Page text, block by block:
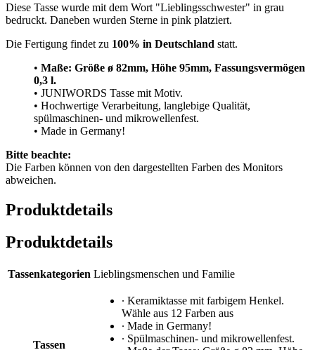
Diese Tasse wurde mit dem Wort "Lieblingsschwester" in grau
bedruckt. Daneben wurden Sterne in pink platziert.
Die Fertigung findet zu 100% in Deutschland statt.
• Maße: Größe ø 82mm, Höhe 95mm, Fassungsvermögen
0,3 l.
• JUNIWORDS Tasse mit Motiv.
• Hochwertige Verarbeitung, langlebige Qualität,
spülmaschinen- und mikrowellenfest.
• Made in Germany!
Bitte beachte:
Die Farben können von den dargestellten Farben des Monitors
abweichen.
Produktdetails
Produktdetails
Tassenkategorien Lieblingsmenschen und Familie
Tassen
∙ Keramiktasse mit farbigem Henkel.
Wähle aus 12 Farben aus
∙ Made in Germany!
∙ Spülmaschinen- und mikrowellenfest.